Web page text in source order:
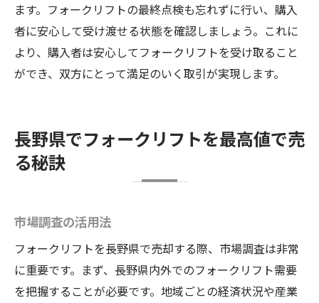
ます。フォークリフトの最終点検も忘れずに行い、購入
者に安心して受け渡せる状態を確認しましょう。これに
より、購入者は安心してフォークリフトを受け取ること
ができ、双方にとって満足のいく取引が実現します。
長野県でフォークリフトを最高値で売
る秘訣
市場調査の活用法
フォークリフトを長野県で売却する際、市場調査は非常
に重要です。まず、長野県内外でのフォークリフト需要
を把握することが必要です。地域ごとの経済状況や産業